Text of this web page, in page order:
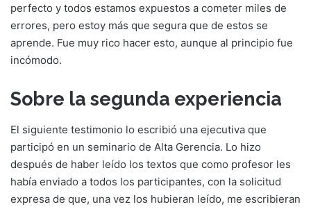
perfecto y todos estamos expuestos a cometer miles de
errores, pero estoy más que segura que de estos se
aprende. Fue muy rico hacer esto, aunque al principio fue
incómodo.
Sobre la segunda experiencia
El siguiente testimonio lo escribió una ejecutiva que
participó en un seminario de Alta Gerencia. Lo hizo
después de haber leído los textos que como profesor les
había enviado a todos los participantes, con la solicitud
expresa de que, una vez los hubieran leído, me escribieran